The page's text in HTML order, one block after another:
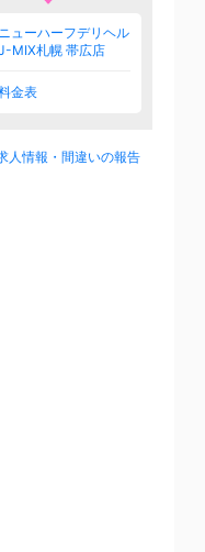
ニューハーフデリヘル
MIX札幌 帯広店
金表
人情報・間違いの報告